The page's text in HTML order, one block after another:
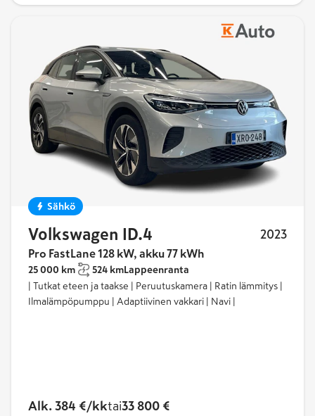
Sähkö
Volkswagen ID.4 2023
Pro FastLane 128 kW, akku 77 kWh
25 000 km 524 km Lappeenranta
| Tutkat eteen ja taakse | Peruutuskamera | Ratin lämmitys |
Ilmalämpöpumppu | Adaptiivinen vakkari | Navi |
Alk. 384 €/kktai33 800 €